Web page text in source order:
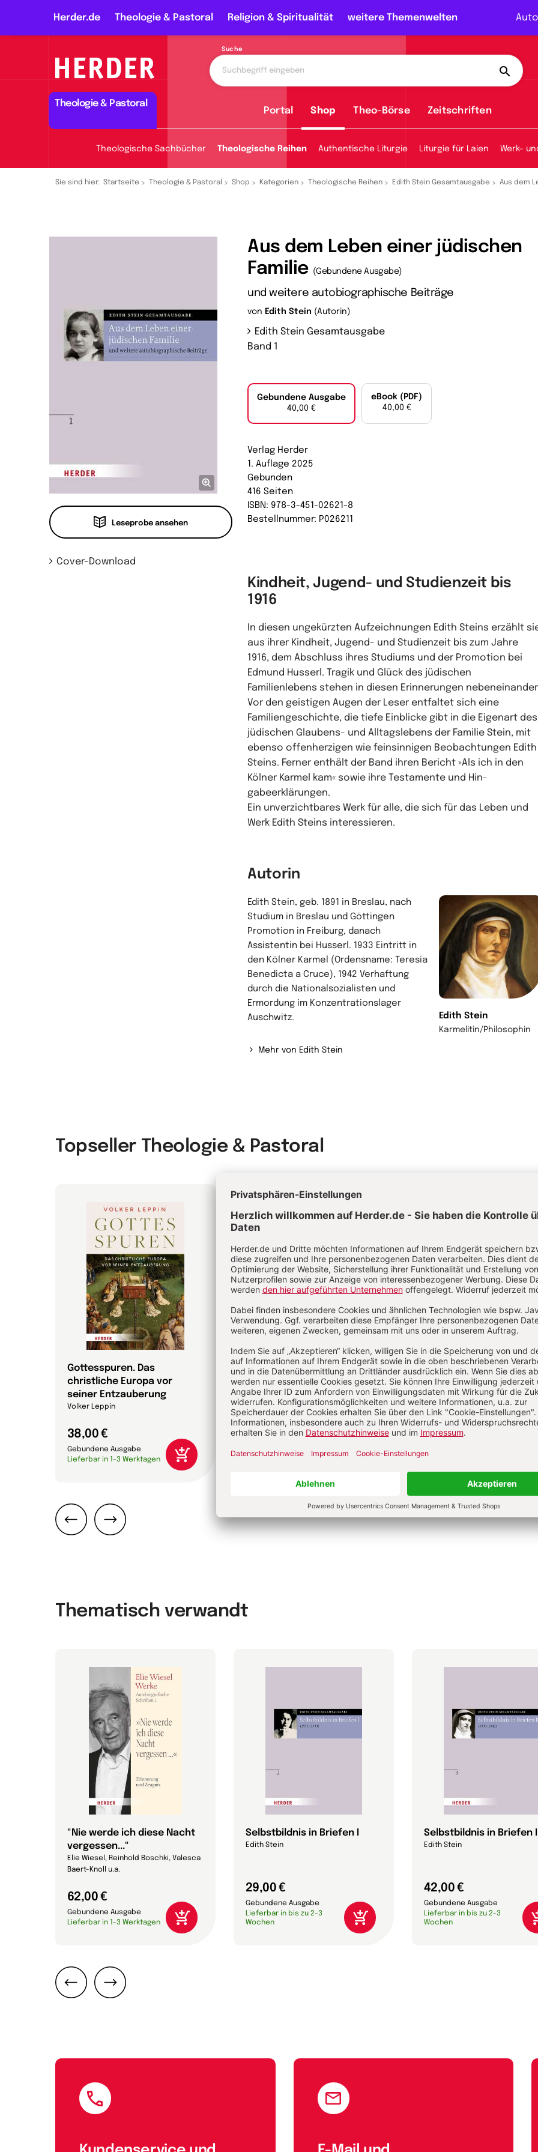
Herder.de Theologie & Pastoral Religion & Spiritualität weitere Themenwelten
Suche
Theologie & Pastoral
Portal Shop Theo-Börse Zeitschriften
Theologische Sachbücher Theologische Reihen Authentische Liturgie Liturgie für Laien Werk-
Sie sind hier: Startseite Theologie & Pastoral Shop Kategorien Theologische Reihen Edith Stein Gesamtausgabe Aus dem
Leseprobe ansehen
Cover-Download
Aus dem Leben einer jüdischen
Familie (Gebundene Ausgabe)
und weitere autobiographische Beiträge
von Edith Stein (Autorin)
Edith Stein Gesamtausgabe
Band 1
Gebundene Ausgabe
40,00 €
eBook (PDF)
40,00 €
Verlag Herder
1. Auflage 2025
Gebunden
416 Seiten
ISBN: 978-3-451-02621-8
Bestellnummer: P026211
Kindheit, Jugend- und Studienzeit bis
1916
In diesen ungekürzten Aufzeichnungen Edith Steins erzählt
aus ihrer Kindheit, Jugend- und Studienzeit bis zum Jahre
1916, dem Abschluss ihres Studiums und der Promotion bei
Edmund Husserl. Tragik und Glück des jüdischen
Familienlebens stehen in diesen Erinnerungen
Vor den geistigen Augen der Leser entfaltet sich eine
Familiengeschichte, die tiefe Einblicke gibt in die Eigenart des
jüdischen Glaubens- und Alltagslebens der Familie Stein, mit
ebenso offenherzigen wie feinsinnigen Beobachtungen Edith
Steins. Ferner enthält der Band ihren Bericht »Als ich in den
Kölner Karmel kam« sowie ihre Testamente und Hin­
gabeerklärungen.
Ein unverzichtbares Werk für alle, die sich für das Leben und
Werk Edith Steins interessieren.
Autorin
Edith Stein
Karmelitin/Philosophin
Edith Stein, geb. 1891 in Breslau, nach
Studium in Breslau und Göttingen
Promotion in Freiburg, danach
Assistentin bei Husserl. 1933 Eintritt in
den Kölner Karmel (Ordensname: Teresia
Benedicta a Cruce), 1942 Verhaftung
durch die Nationalsozialisten und
Ermordung im Konzentrationslager
Auschwitz.
Mehr von Edith Stein
Topseller Theologie & Pastoral
Gottesspuren. Das
christliche Europa vor
seiner Entzauberung
Volker Leppin
38,00 €
Gebundene Ausgabe
Lieferbar in 1-3 Werktagen
Die ignorierten Frauen der
Bibel
Annette Jantzen
24,00 €
Gebundene Ausgabe
Lieferbar in 1-3 Werktagen
Ausverkauf des Konzils
Jan-Heiner Tück
24,00 €
Thematisch verwandt
"Nie werde ich diese Nacht
vergessen..."
Elie Wiesel, Reinhold Boschki, Valesca
Baert-Knoll u.a.
62,00 €
Gebundene Ausgabe
Lieferbar in 1-3 Werktagen
Selbstbildnis in Briefen I
Edith Stein
29,00 €
Gebundene Ausgabe
Lieferbar in bis zu 2-3
Wochen
Selbstbildnis in Briefen
Edith Stein
42,00 €
Gebundene Ausgabe
Lieferbar in bis zu 2-3
Wochen